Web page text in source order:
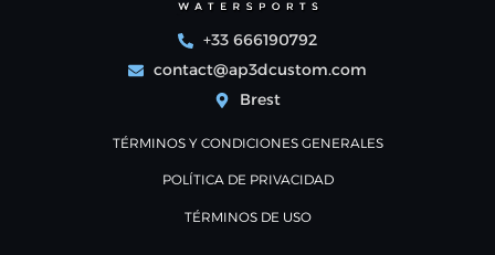
+33 666190792
contact@ap3dcustom.com
Brest
TÉRMINOS Y CONDICIONES GENERALES
POLÍTICA DE PRIVACIDAD
TÉRMINOS DE USO